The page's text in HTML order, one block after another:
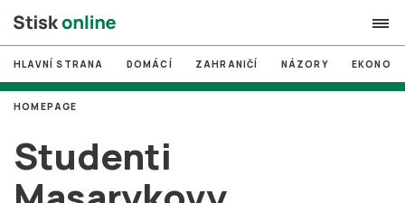
search
# MUNI
# Brno
# volby
HLAVNÍ STRANA DOMÁCÍ ZAHRANIČÍ NÁZORY
Studenti
HOMEPAGE